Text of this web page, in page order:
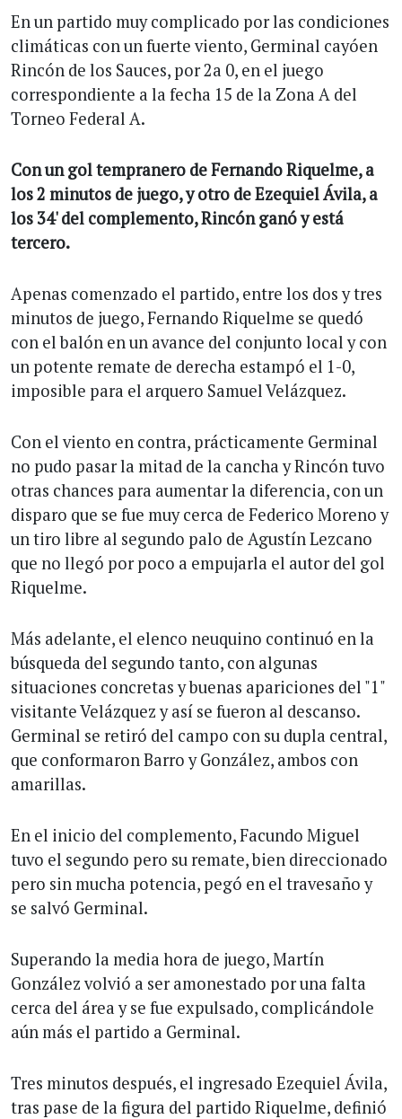
En un partido muy complicado por las condiciones
climáticas con un fuerte viento, Germinal cayóen
Rincón de los Sauces, por 2a 0, en el juego
correspondiente a la fecha 15 de la Zona A del
Torneo Federal A.
Con un gol tempranero de Fernando Riquelme, a
los 2 minutos de juego, y otro de Ezequiel Ávila, a
los 34' del complemento, Rincón ganó y está
tercero.
Apenas comenzado el partido, entre los dos y tres
minutos de juego, Fernando Riquelme se quedó
con el balón en un avance del conjunto local y con
un potente remate de derecha estampó el 1-0,
imposible para el arquero Samuel Velázquez.
Con el viento en contra, prácticamente Germinal
no pudo pasar la mitad de la cancha y Rincón tuvo
otras chances para aumentar la diferencia, con un
disparo que se fue muy cerca de Federico Moreno y
un tiro libre al segundo palo de Agustín Lezcano
que no llegó por poco a empujarla el autor del gol
Riquelme.
Más adelante, el elenco neuquino continuó en la
búsqueda del segundo tanto, con algunas
situaciones concretas y buenas apariciones del "1"
visitante Velázquez y así se fueron al descanso.
Germinal se retiró del campo con su dupla central,
que conformaron Barro y González, ambos con
amarillas.
En el inicio del complemento, Facundo Miguel
tuvo el segundo pero su remate, bien direccionado
pero sin mucha potencia, pegó en el travesaño y
se salvó Germinal.
Superando la media hora de juego, Martín
González volvió a ser amonestado por una falta
cerca del área y se fue expulsado, complicándole
aún más el partido a Germinal.
Tres minutos después, el ingresado Ezequiel Ávila,
tras pase de la figura del partido Riquelme, definió